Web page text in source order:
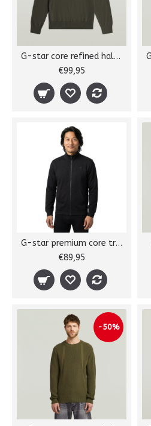
G-star core refined half zip
€99,95
G-star premium core track jkt
€89,95
-50%